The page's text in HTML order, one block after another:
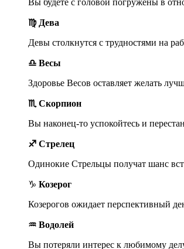
♍ Дева
Девы столкнутся с трудностями на
♎ Весы
Здоровье Весов оставляет желать
♏ Скорпион
Вы наконец-то успокойтесь и
♐ Стрелец
Одинокие Стрельцы получат шанс
♑ Козерог
Козерогов ожидает перспективный
♒ Водолей
Вы потеряли интерес к любимому